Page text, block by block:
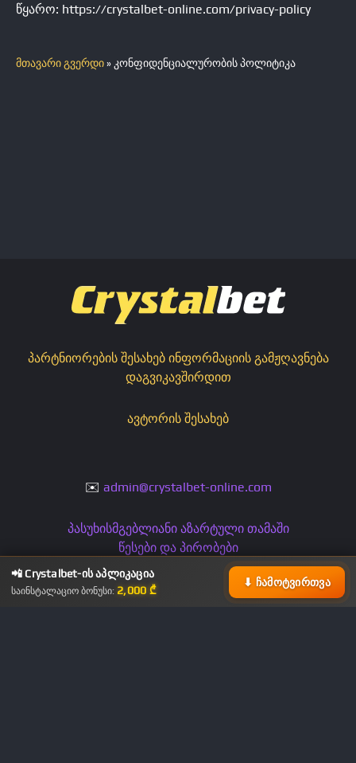
მთავარი გვერდი» კონფიდენციალურობის პოლიტიკა
წყარო: https://crystalbet-online.com/privacy-policy
პარტნიორების შესახებ ინფორმაციის გამჟღავნება
დაგვიკავშირდით
ავტორის შესახებ
✉️ admin@crystalbet-online.com
პასუხისმგებლიანი აზარტული თამაში
წესები და პირობები
კონფიდენციალურობის პოლიტიკა
📲 Crystalbet-ის აპლიკაცია
საინსტალაციო ბონუსი: 2,000 ₾
⬇ ჩამოტვირთვა